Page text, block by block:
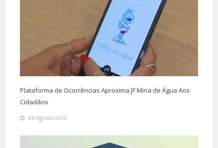
Plataforma de Ocorrências Aproxima JF Mina de Água Aos
Cidadãos
06 Agosto 2026